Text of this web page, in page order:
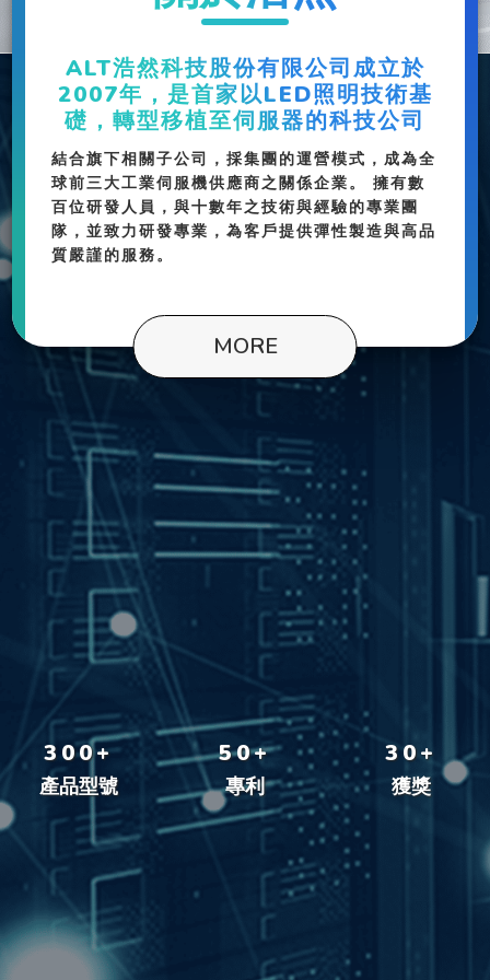
ALT浩然科技股份有限公司成立於
2007年，是首家以LED照明技術基
礎，轉型移植至伺服器的科技公司
結合旗下相關子公司，採集團的運營模式，成為全
球前三大工業伺服機供應商之關係企業。 擁有數
百位研發人員，與十數年之技術與經驗的專業團
隊，並致力研發專業，為客戶提供彈性製造與高品
質嚴謹的服務。
MORE
300+
產品型號
50+
專利
30+
獲獎